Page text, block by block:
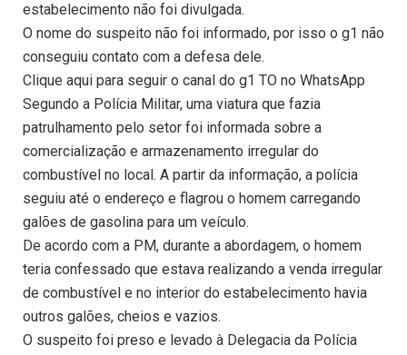
estabelecimento não foi divulgada.
O nome do suspeito não foi informado, por isso o g1 não
conseguiu contato com a defesa dele.
Clique aqui para seguir o canal do g1 TO no WhatsApp
Segundo a Polícia Militar, uma viatura que fazia
patrulhamento pelo setor foi informada sobre a
comercialização e armazenamento irregular do
combustível no local. A partir da informação, a polícia
seguiu até o endereço e flagrou o homem carregando
galões de gasolina para um veículo.
De acordo com a PM, durante a abordagem, o homem
teria confessado que estava realizando a venda irregular
de combustível e no interior do estabelecimento havia
outros galões, cheios e vazios.
O suspeito foi preso e levado à Delegacia da Polícia